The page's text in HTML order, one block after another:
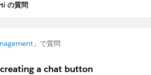
の質問
」で質問
a chat button